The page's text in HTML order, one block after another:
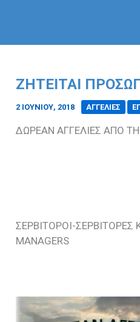
ΖΗΤΕΙΤΑΙ
2 ΙΟΥΝΊΟΥ, 2018 ΑΓΓΕΛΙΕΣ
ΔΩΡΕΑΝ ΑΓΓΕΛΙΕΣ ΑΠΟ ΤΗ
ΣΕΡΒΙΤΟΡΟΙ-ΣΕΡΒΙΤΟΡΕΣ
MANAGERS